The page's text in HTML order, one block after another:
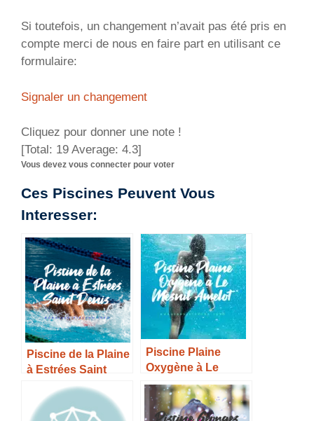
Si toutefois, un changement n’avait pas été pris en
compte merci de nous en faire part en utilisant ce
formulaire:
Signaler un changement
Cliquez pour donner une note !
[Total: 19 Average: 4.3]
Vous devez vous connecter pour voter
Ces Piscines Peuvent Vous
Interesser:
Piscine de la Plaine
à Estrées Saint
Denis – Horaires,
Tarifs et Infos –
Piscine Plaine
Oxygène à Le
Mesnil Amelot –
Horaires, Tarifs et
Infos –